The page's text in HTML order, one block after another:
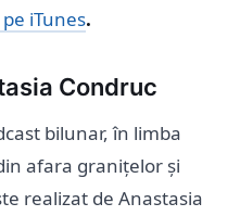
iTunes.
Condruc
bilunar, în limba
afara granițelor și
realizat de Anastasia